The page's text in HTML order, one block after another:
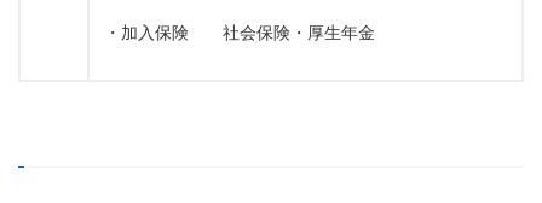
・加入保険 社会保険・厚生年金